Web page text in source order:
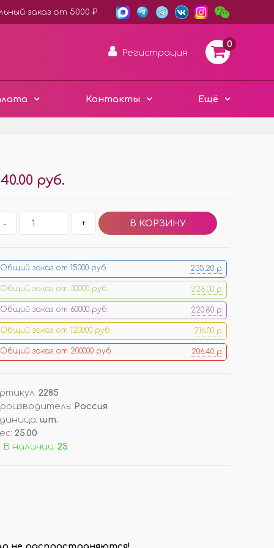
заказ от 5000 ₽
Регистрация
0
Контакты Ещё
ПЛАСТИК ХАМЕЛЕОН
ЧЁРНЫЙ СТИЛЬ
МИНИ ИЗДЕЛИЯ
ДОП. ТОВАРЫ
ДЛЯ ДЕГУСТАЦИИ АРОМАТОВ
КОРОБКИ/ УПАКОВКА
СТОЙКИ/ ПОДСТАВКИ
ПОДВЕСКИ (РАСПРОДАЖА!)
руб.
- +
Общий заказ от 15000 руб. 235.20 р.
Общий заказ от 30000 руб. 228.00 р.
Общий заказ от 60000 руб. 220.80 р.
Общий заказ от 120000 руб. 216.00 р.
Общий заказ от 200000 руб. 206.40 р.
: 2285
: Россия
: шт.
: 25.00
В наличии: 25
не распространяются!